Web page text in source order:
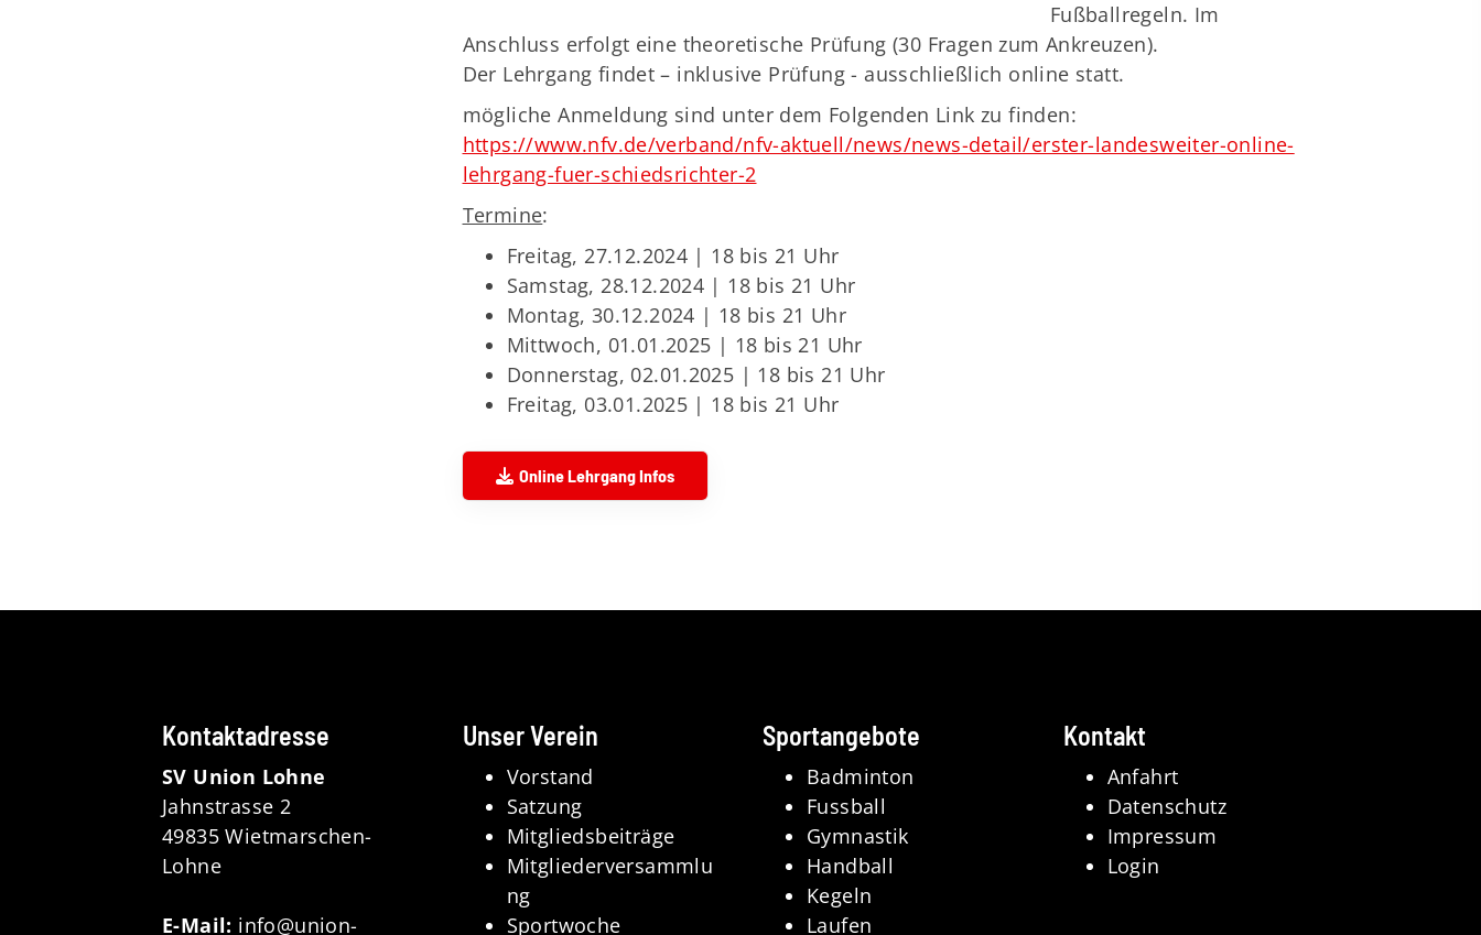
Fußballregeln. Im
Anschluss erfolgt eine theoretische Prüfung (30 Fragen zum Ankreuzen).
Der Lehrgang findet – inklusive Prüfung - ausschließlich online statt.
mögliche Anmeldung sind unter dem Folgenden Link zu finden:
https://www.nfv.de/verband/nfv-aktuell/news/news-detail/erster-landesweiter-online-
lehrgang-fuer-schiedsrichter-2
Termine:
Freitag, 27.12.2024 | 18 bis 21 Uhr
Samstag, 28.12.2024 | 18 bis 21 Uhr
Montag, 30.12.2024 | 18 bis 21 Uhr
Mittwoch, 01.01.2025 | 18 bis 21 Uhr
Donnerstag, 02.01.2025 | 18 bis 21 Uhr
Freitag, 03.01.2025 | 18 bis 21 Uhr
Online Lehrgang Infos
Kontaktadresse
SV Union Lohne
Jahnstrasse 2
49835 Wietmarschen-
Lohne
E-Mail: info@union-
Unser Verein
Vorstand
Satzung
Mitgliedsbeiträge
Mitgliederversammlu
ng
Sportwoche
Sportangebote
Badminton
Fussball
Gymnastik
Handball
Kegeln
Laufen
Kontakt
Anfahrt
Datenschutz
Impressum
Login